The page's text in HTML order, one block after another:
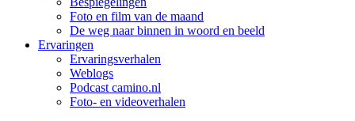
Foto en film van de maand
De weg naar binnen in woord en beeld
Ervaringen
Ervaringsverhalen
Weblogs
Podcast camino.nl
Foto- en videoverhalen